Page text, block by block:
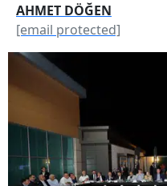
AHMET DÖĞEN
[email protected]